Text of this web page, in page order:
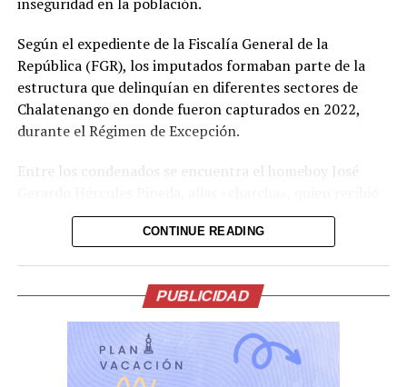
Facebook
Me gusta esto:
Según el expediente de la Fiscalía General de la
República (FGR), los imputados formaban parte de la
estructura que delinquían en diferentes sectores de
Chalatenango en donde fueron capturados en 2022,
durante el Régimen de Excepción.
Entre los condenados se encuentra el homeboy José
una pena de 53 años de prisión; y los paros Luis
Fernando Alvarado Reyes, alias «canchis»; Hugo Alberto
Marroquín Pineda, alias «beleti» o «zunso», fueron
condenados a 26 años de prisión cada uno.
También recibieron una condena de 26 años de cárcel
los colaboradores Yeimy Gregoria Clavel Quijada,
CONTINUE READING
PUBLICIDAD